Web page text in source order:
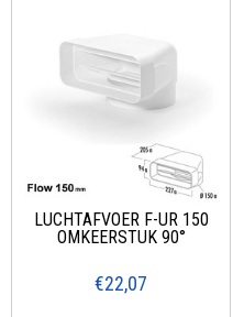
LUCHTAFVOER F-UR 150
OMKEERSTUK 90°
€22,07